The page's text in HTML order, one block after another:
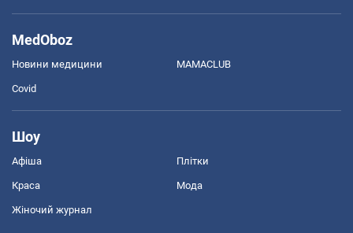
MedOboz
Новини медицини MAMACLUB
Covid
Шоу
Афіша Плітки
Краса Мода
Жіночий журнал